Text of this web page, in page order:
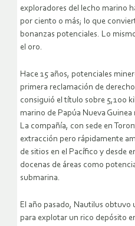
exploradores del lecho marino
por ciento o más; lo que
bonanzas potenciales. Lo
el oro.
Hace 15 años, potenciales
primera reclamación de
consiguió el título sobre 5,100
marino de Papúa Nueva
La compañía, con sede en
extracción pero rápidamente
de sitios en el Pacífico y desde
docenas de áreas como
submarina.
El año pasado, Nautilus obtuvo
para explotar un rico depósito